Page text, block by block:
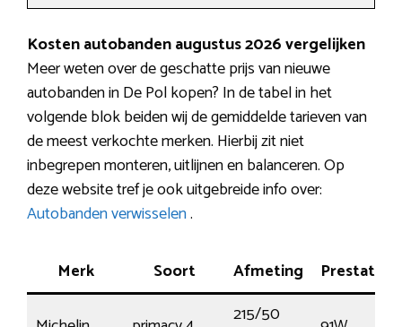
Kosten autobanden augustus 2026 vergelijken
Meer weten over de geschatte prijs van nieuwe
autobanden in De Pol kopen? In de tabel in het
volgende blok beiden wij de gemiddelde tarieven van
de meest verkochte merken. Hierbij zit niet
inbegrepen monteren, uitlijnen en balanceren. Op
deze website tref je ook uitgebreide info over:
Autobanden verwisselen.
Merk Soort Afmeting Prestatie
215/50